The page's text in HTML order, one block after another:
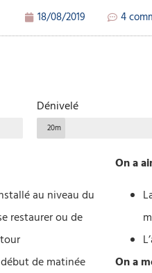
18/08/2019 4
Dénivelé
20m
au niveau du
restaurer ou de
de matinée
On a
On a